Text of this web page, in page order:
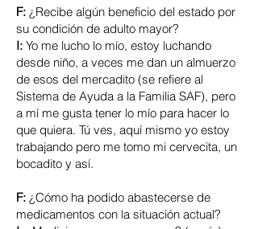
F: ¿Recibe algún beneficio del estado por
su condición de adulto mayor?
I: Yo me lucho lo mío, estoy luchando
desde niño, a veces me dan un almuerzo
de esos del mercadito (se refiere al
Sistema de Ayuda a la Familia SAF), pero
a mí me gusta tener lo mío para hacer lo
que quiera. Tú ves, aquí mismo yo estoy
trabajando pero me tomo mi cervecita, un
bocadito y así.
F: ¿Cómo ha podido abastecerse de
medicamentos con la situación actual?